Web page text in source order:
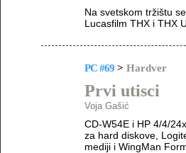
Na svetskom tržištu
Lucasfilm THX i THX
PC #69 > Hardver
Prvi utisci
Voja Gašić
CD-W54E i HP 4/4/
za hard diskove,
mediji i WingMan